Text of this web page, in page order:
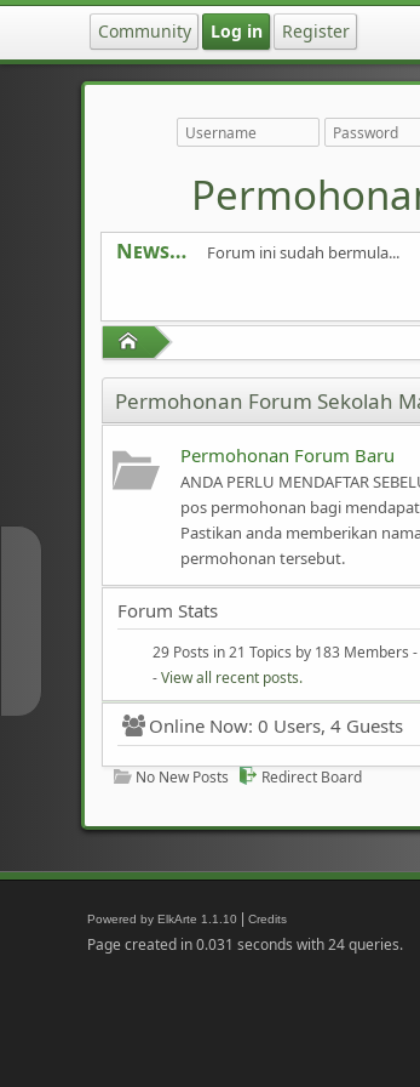
Community Log in Register
News Forum ini sudah bermula...
Home
Permohonan Forum Sekolah
Permohonan Forum Baru
ANDA PERLU MENDAFTAR
pos permohonan bagi
Pastikan anda memberikan
permohonan tersebut.
Forum Stats
29 Posts in 21 Topics by 183 Members
-View all recent posts.
Online Now: 0 Users, 4 Guests
No New Posts Redirect Board
Powered by ElkArte 1.1.10 |Credits
Page created in 0.031 seconds with 24 queries.